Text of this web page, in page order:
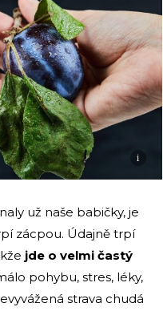
i
už naše babičky, je
zácpou. Údajně trpí
jde o velmi častý
pohybu, stres, léky,
strava chudá